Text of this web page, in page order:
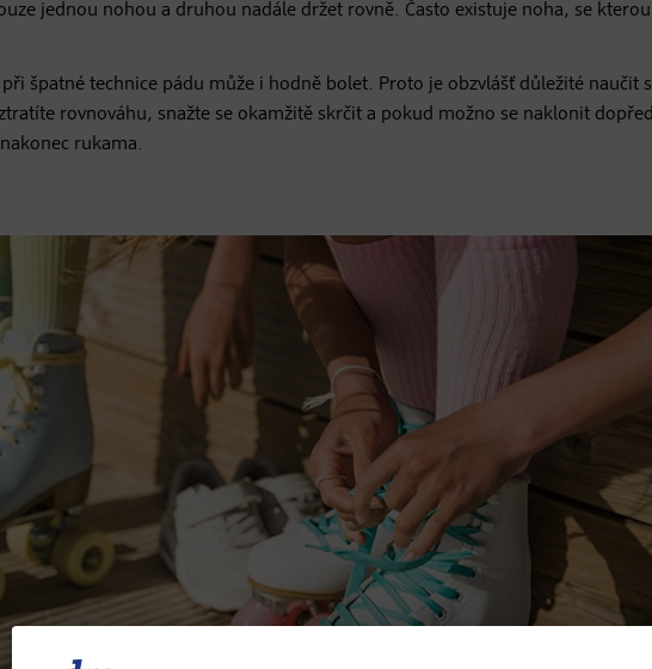
jednou nohou a druhou nadále držet rovně. Často existuje noha, se kterou
při špatné technice pádu může i hodně bolet. Proto je obzvlášť důležité naučit
rovnováhu, snažte se okamžitě skrčit a pokud možno se naklonit
rukama.